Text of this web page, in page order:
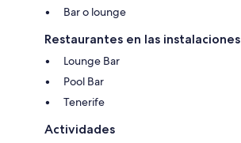
Bar o lounge
Restaurantes en las instalaciones
Lounge Bar
Pool Bar
Tenerife
Actividades